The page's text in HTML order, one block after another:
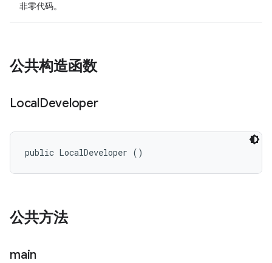
非零代码。
公共构造函数
LocalDeveloper
public LocalDeveloper ()
公共方法
main